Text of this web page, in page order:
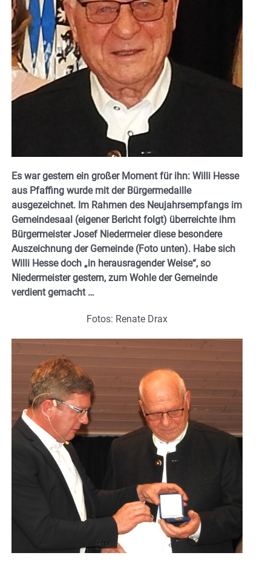
Es war gestern ein großer Moment für ihn: Willi Hesse
aus Pfaffing wurde mit der Bürgermedaille
ausgezeichnet. Im Rahmen des Neujahrsempfangs im
Gemeindesaal (eigener Bericht folgt) überreichte ihm
Bürgermeister Josef Niedermeier diese besondere
Auszeichnung der Gemeinde (Foto unten). Habe sich
Willi Hesse doch „in herausragender Weise“, so
Niedermeister gestern, zum Wohle der Gemeinde
verdient gemacht …
Fotos: Renate Drax